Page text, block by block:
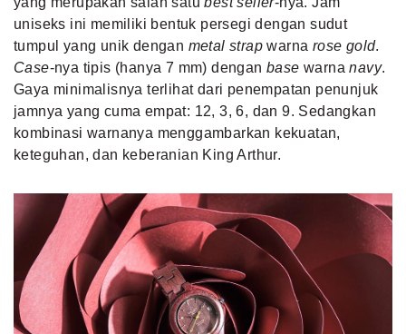
uniseks ini memiliki bentuk persegi dengan sudut
tumpul yang unik dengan metal strapwarna rose gold.
Case-nya tipis (hanya 7 mm) denganbase warnanavy.
Gaya minimalisnya terlihat dari penempatan penunjuk
jamnya yang cuma empat: 12, 3, 6, dan 9. Sedangkan
kombinasi warnanya menggambarkan kekuatan,
keteguhan, dan keberanian King Arthur.